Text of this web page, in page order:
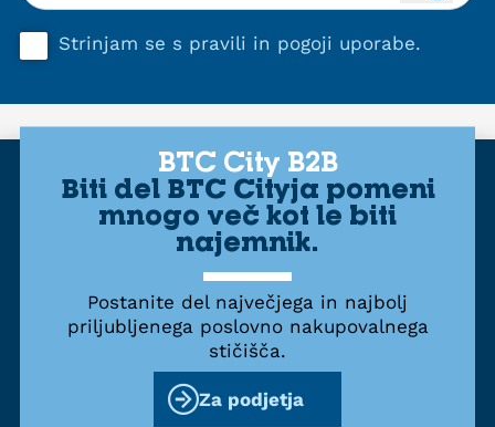
Strinjam se s pravili in pogoji uporabe.
BTC City B2B
Biti del BTC Cityja pomeni
mnogo več kot le biti
najemnik.
Postanite del največjega in najbolj
priljubljenega poslovno nakupovalnega
stičišča.
Za podjetja